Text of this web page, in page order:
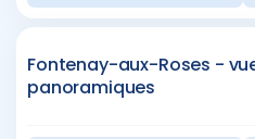
Fontenay-aux-Roses -
panoramiques